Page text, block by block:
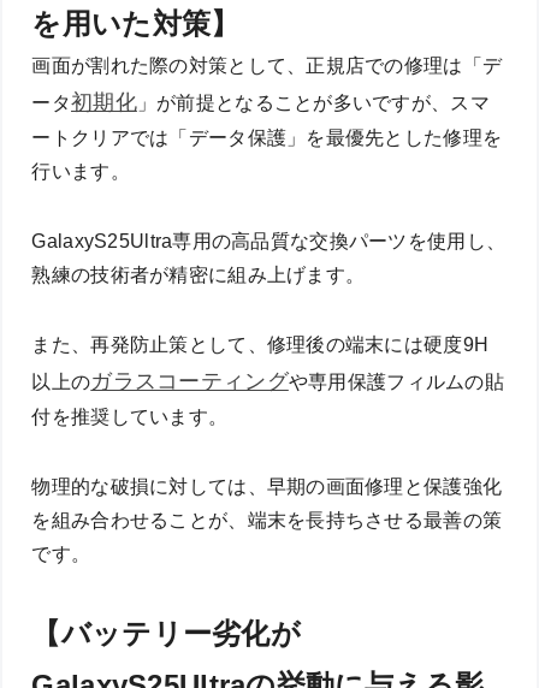
を用いた対策】
画面が割れた際の対策として、正規店での修理は「デ
ータ初期化」が前提となることが多いですが、スマ
ートクリアでは「データ保護」を最優先とした修理を
行います。
GalaxyS25Ultra専用の高品質な交換パーツを使用し、
熟練の技術者が精密に組み上げます。
また、再発防止策として、修理後の端末には硬度9H
以上のガラスコーティングや専用保護フィルムの貼
付を推奨しています。
物理的な破損に対しては、早期の画面修理と保護強化
を組み合わせることが、端末を長持ちさせる最善の策
です。
【バッテリー劣化が